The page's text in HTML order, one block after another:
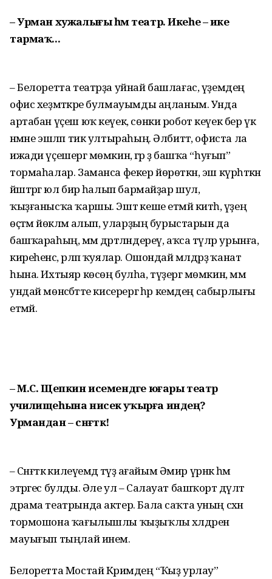
– Урман хужалығы һәм театр. Икеһе – ике
тармаҡ...
– Белоретта театрҙа уйнай башлағас, үҙемдең
офис хеҙмәткәре булмауымды аңланым. Унда
артабан үҫеш юҡ кеүек, сөнки робот кеүек бер үк
нәмәне эшләп тик ултыраһың. Әлбиттә, офиста ла
ижади үҫешергә мөмкин, әгәр ҙә башҡа “һуғып”
тормаһалар. Заманса фекер йөрөткән, эш күрһәткән
йәштәргә юл бирә һалып бармайҙар шул,
ҡыҙғанысҡа ҡаршы. Эштә кеше етмәй китһә, үҙеңә
өҫтәмә йөкләмә алып, уларҙың бурыстарын да
башҡараһың, әммә дәртләндереү, аҡса түләр урынға,
киреһенсә, әрләп ҡуялар. Ошондай мәлдәрҙә ҡанат
һына. Ихтыяр көсөң булһа, түҙергә мөмкин, әммә
ундай мөнәсәбәтте кисерергә һәр кемдең сабырлығы
етмәй.
– М.С. Щепкин исемендәге юғары театр
училищеһына нисек уҡырға индең?
Урмандан – сәнғәткә!
– Сәнғәткә килеүемдә тәүҙә ағайым Әмир үрнәк һәм
этәргес булды. Әле ул – Салауат башҡорт дәүләт
драма театрында актер. Бала саҡта уның сәхнә
тормошона ҡағылышлы ҡыҙыҡлы хәлдәрен
мауығып тыңлай инем.
Белоретта Мостай Кәримдең “Ҡыҙ урлау”